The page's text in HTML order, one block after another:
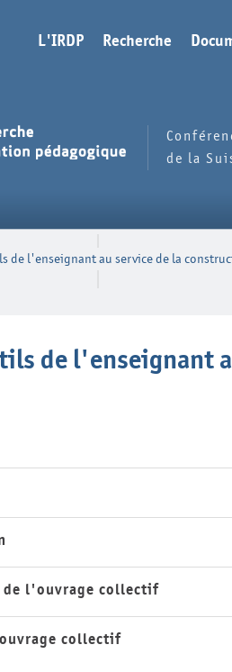
L'IRDP Recherche
de la
de l'enseignant au service de la
de l'enseignant
l'ouvrage collectif
collectif